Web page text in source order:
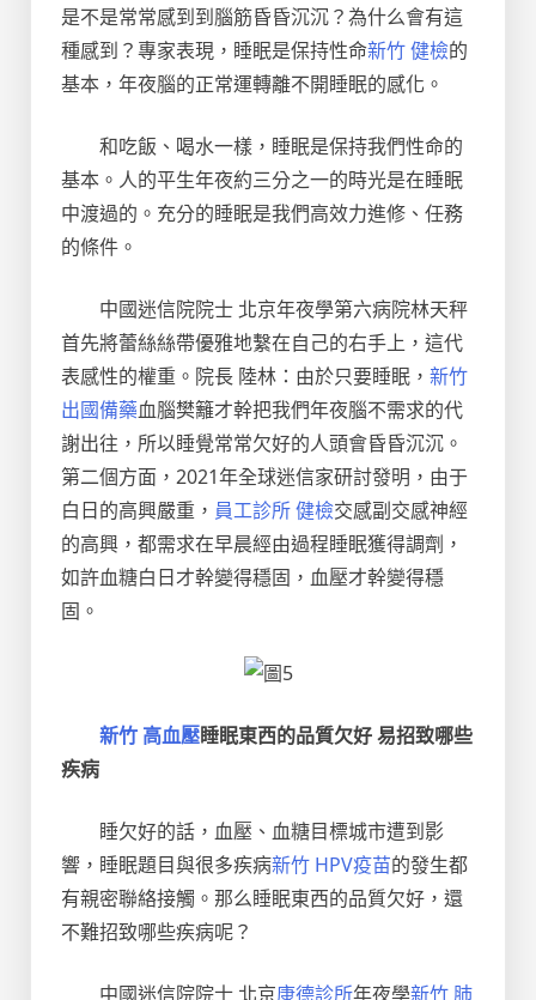
是不是常常感到到腦筋昏昏沉沉？為什么會有這
種感到？專家表現，睡眠是保持性命新竹 健檢的
基本，年夜腦的正常運轉離不開睡眠的感化。
和吃飯、喝水一樣，睡眠是保持我們性命的
基本。人的平生年夜約三分之一的時光是在睡眠
中渡過的。充分的睡眠是我們高效力進修、任務
的條件。
中國迷信院院士 北京年夜學第六病院林天秤
首先將蕾絲絲帶優雅地繫在自己的右手上，這代
表感性的權重。院長 陸林：由於只要睡眠， 新竹
出國備藥血腦樊籬才幹把我們年夜腦不需求的代
謝出往，所以睡覺常常欠好的人頭會昏昏沉沉。
第二個方面，2021年全球迷信家研討發明，由于
白日的高興嚴重， 員工診所 健檢交感副交感神經
的高興，都需求在早晨經由過程睡眠獲得調劑，
如許血糖白日才幹變得穩固，血壓才幹變得穩
固。
新竹 高血壓睡眠東西的品質欠好 易招致哪些
疾病
睡欠好的話，血壓、血糖目標城市遭到影
響，睡眠題目與很多疾病新竹 HPV疫苗的發生都
有親密聯絡接觸。那么睡眠東西的品質欠好，還
不難招致哪些疾病呢？
中國迷信院院士 北京康德診所年夜學新竹 肺